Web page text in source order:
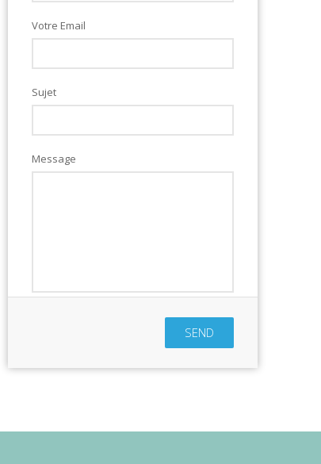
Votre Email
Sujet
Message
SEND